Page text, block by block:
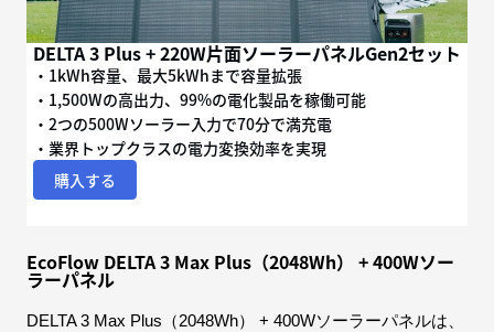
DELTA 3 Plus + 220W片面ソーラーパネルGen2セット
・1kWh容量、最大5kWhまで容量拡張
・1,500Wの高出力、99%の電化製品を稼働可能
・2つの500Wソーラー入力で70分で満充電
・業界トップクラスの電力変換効率を実現
購入する
EcoFlow DELTA 3 Max Plus（2048Wh） + 400Wソー
ラーパネル
DELTA 3 Max Plus（2048Wh） + 400Wソーラーパネルは、